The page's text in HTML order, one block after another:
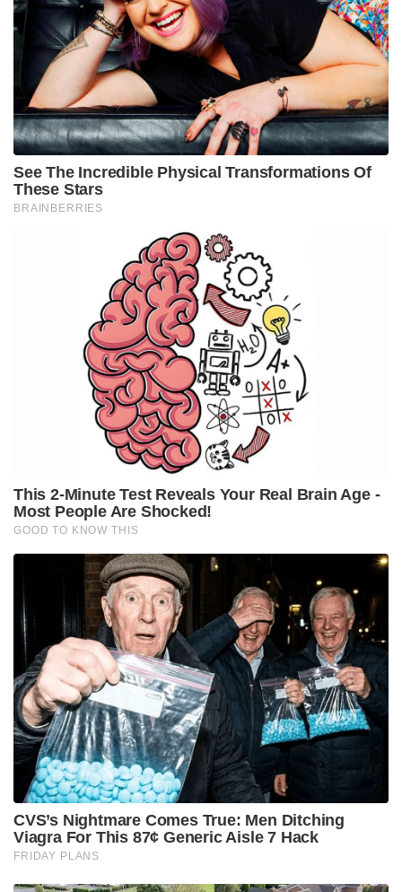
തരത്തിലുള്ള പീഡനങ്ങളോടും ‘സീറോ ടോളറൻസ്’
നയമാണ് സ്വീകരിക്കുന്നതെന്നും ടിസിഎസ് സിഇഒ
കെ. കൃതിവാസൻ അറിയിച്ചു. നിലവിൽ പ്രതികൾ
ജുഡീഷ്യൽ കസ്റ്റഡിയിലാണ്. കോടതിയിൽ
ജാമ്യാപേക്ഷകളിലടക്കം തുടർ നടപടികൾ നടന്നു
വരികയാണെന്ന് അധികൃതർ വ്യക്തമാക്കി.
Tags: Tausif Attar TCS nida khan
Nashik case
Danish Shaikh